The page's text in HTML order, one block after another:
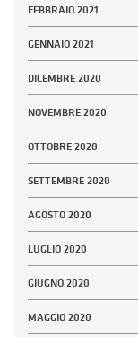
FEBBRAIO 2021
GENNAIO 2021
DICEMBRE 2020
NOVEMBRE 2020
OTTOBRE 2020
SETTEMBRE 2020
AGOSTO 2020
LUGLIO 2020
GIUGNO 2020
MAGGIO 2020